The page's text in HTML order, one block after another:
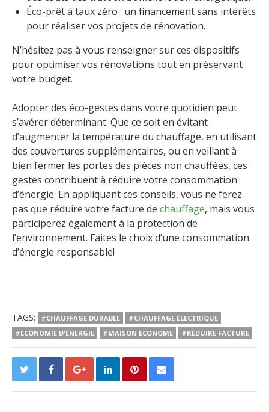
Éco-prêt à taux zéro : un financement sans intérêts
pour réaliser vos projets de rénovation.
N’hésitez pas à vous renseigner sur ces dispositifs
pour optimiser vos rénovations tout en préservant
votre budget.
Adopter des éco-gestes dans votre quotidien peut
s’avérer déterminant. Que ce soit en évitant
d’augmenter la température du chauffage, en utilisant
des couvertures supplémentaires, ou en veillant à
bien fermer les portes des pièces non chauffées, ces
gestes contribuent à réduire votre consommation
d’énergie. En appliquant ces conseils, vous ne ferez
pas que réduire votre facture de chauffage, mais vous
participerez également à la protection de
l’environnement. Faites le choix d’une consommation
d’énergie responsable!
TAGS: #CHAUFFAGE DURABLE
#CHAUFFAGE ÉLECTRIQUE
#ÉCONOMIE D'ÉNERGIE
#MAISON ÉCONOME #RÉDUIRE FACTURE